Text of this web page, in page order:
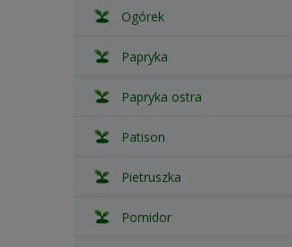
Ogórek
Papryka
Papryka ostra
Patison
Pietruszka
Pomidor